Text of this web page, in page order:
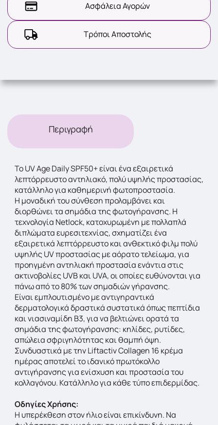
Ασφάλεια Αγορών
Τρόποι Αποστολής
Περιγραφή
Το UV Age Daily SPF50+ είναι ένα εξαιρετικά
λεπτόρρευστο αντηλιακό, πολύ υψηλής προστασίας,
κατάλληλο για καθημερινή φωτοπροστασία.
Η μοναδική του σύνθεση προλαμβάνει και
διορθώνει τα σημάδια της φωτογήρανσης. Η
τεχνολογία Netlock, κατοχυρωμένη με πολλαπλά
διπλώματα ευρεσιτεχνίας, σχηματίζει ένα
εξαιρετικά λεπτόρρευστο και ανθεκτικό φιλμ πολύ
υψηλής UV προστασίας με αόρατο τελείωμα, για
προηγμένη αντηλιακή προστασία ενάντια στις
ακτινοβολίες UVB και UVA, οι οποίες ευθύνονται για
πάνω από το 80% των σημαδιών γήρανσης.
Είναι εμπλουτισμένο με αντιγηραντικά
δερματολογικά δραστικά συστατικά όπως πεπτίδια
και νιασιναμίδη Β3, για να βελτιώνει ορατά τα
σημάδια της φωτογήρανσης: κηλίδες, ρυτίδες,
απώλεια σφριγηλότητας και θαμπή όψη.
Συνδυαστικά με την Liftactiv Collagen 16 κρέμα
ημέρας αποτελεί το ιδανικό πρωτόκολλο
αντιγήρανσης για ενίσχυση και προστασία του
κολλαγόνου. Κατάλληλο για κάθε τύπο επιδερμίδας.
Οδηγίες Χρήσης:
Η υπερέκθεση στον ήλιο είναι επικίνδυνη. Να